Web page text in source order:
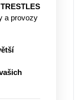
TRESTLES
a provozy